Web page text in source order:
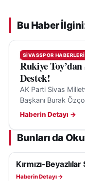
Bu Haber
SIVASSPOR HABERLERI
Rukiye
Destek!
AK Parti Sivas
Başkanı Burak
maçları tribünden
Haberin Detayı →
Bunları da
SIVASSPOR HABERLERI
Kırmızı-
Haberin Detayı →